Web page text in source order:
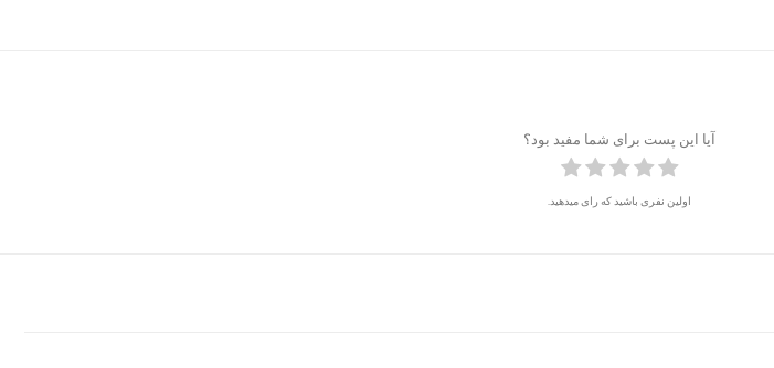
آیا این پست برای شما مفید بود؟
اولین نفری باشید که رای میدهید.